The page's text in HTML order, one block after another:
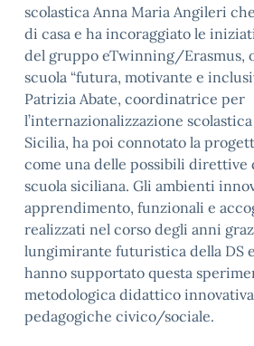
scolastica Anna Maria Angileri
di casa e ha incoraggiato le
del gruppo eTwinning/Erasmus,
scuola “futura, motivante e
Patrizia Abate, coordinatrice per
l’internazionalizzazione scolastica
Sicilia, ha poi connotato la
come una delle possibili direttive
scuola siciliana. Gli ambienti
apprendimento, funzionali e
realizzati nel corso degli anni
lungimirante futuristica della DS
hanno supportato questa
metodologica didattico
pedagogiche civico/sociale.